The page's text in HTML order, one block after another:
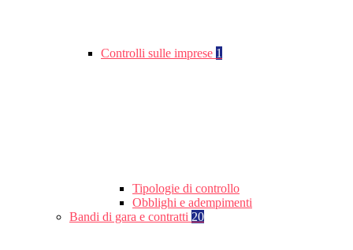
Controlli sulle imprese 1
Tipologie di controllo
Obblighi e adempimenti
Bandi di gara e contratti 20